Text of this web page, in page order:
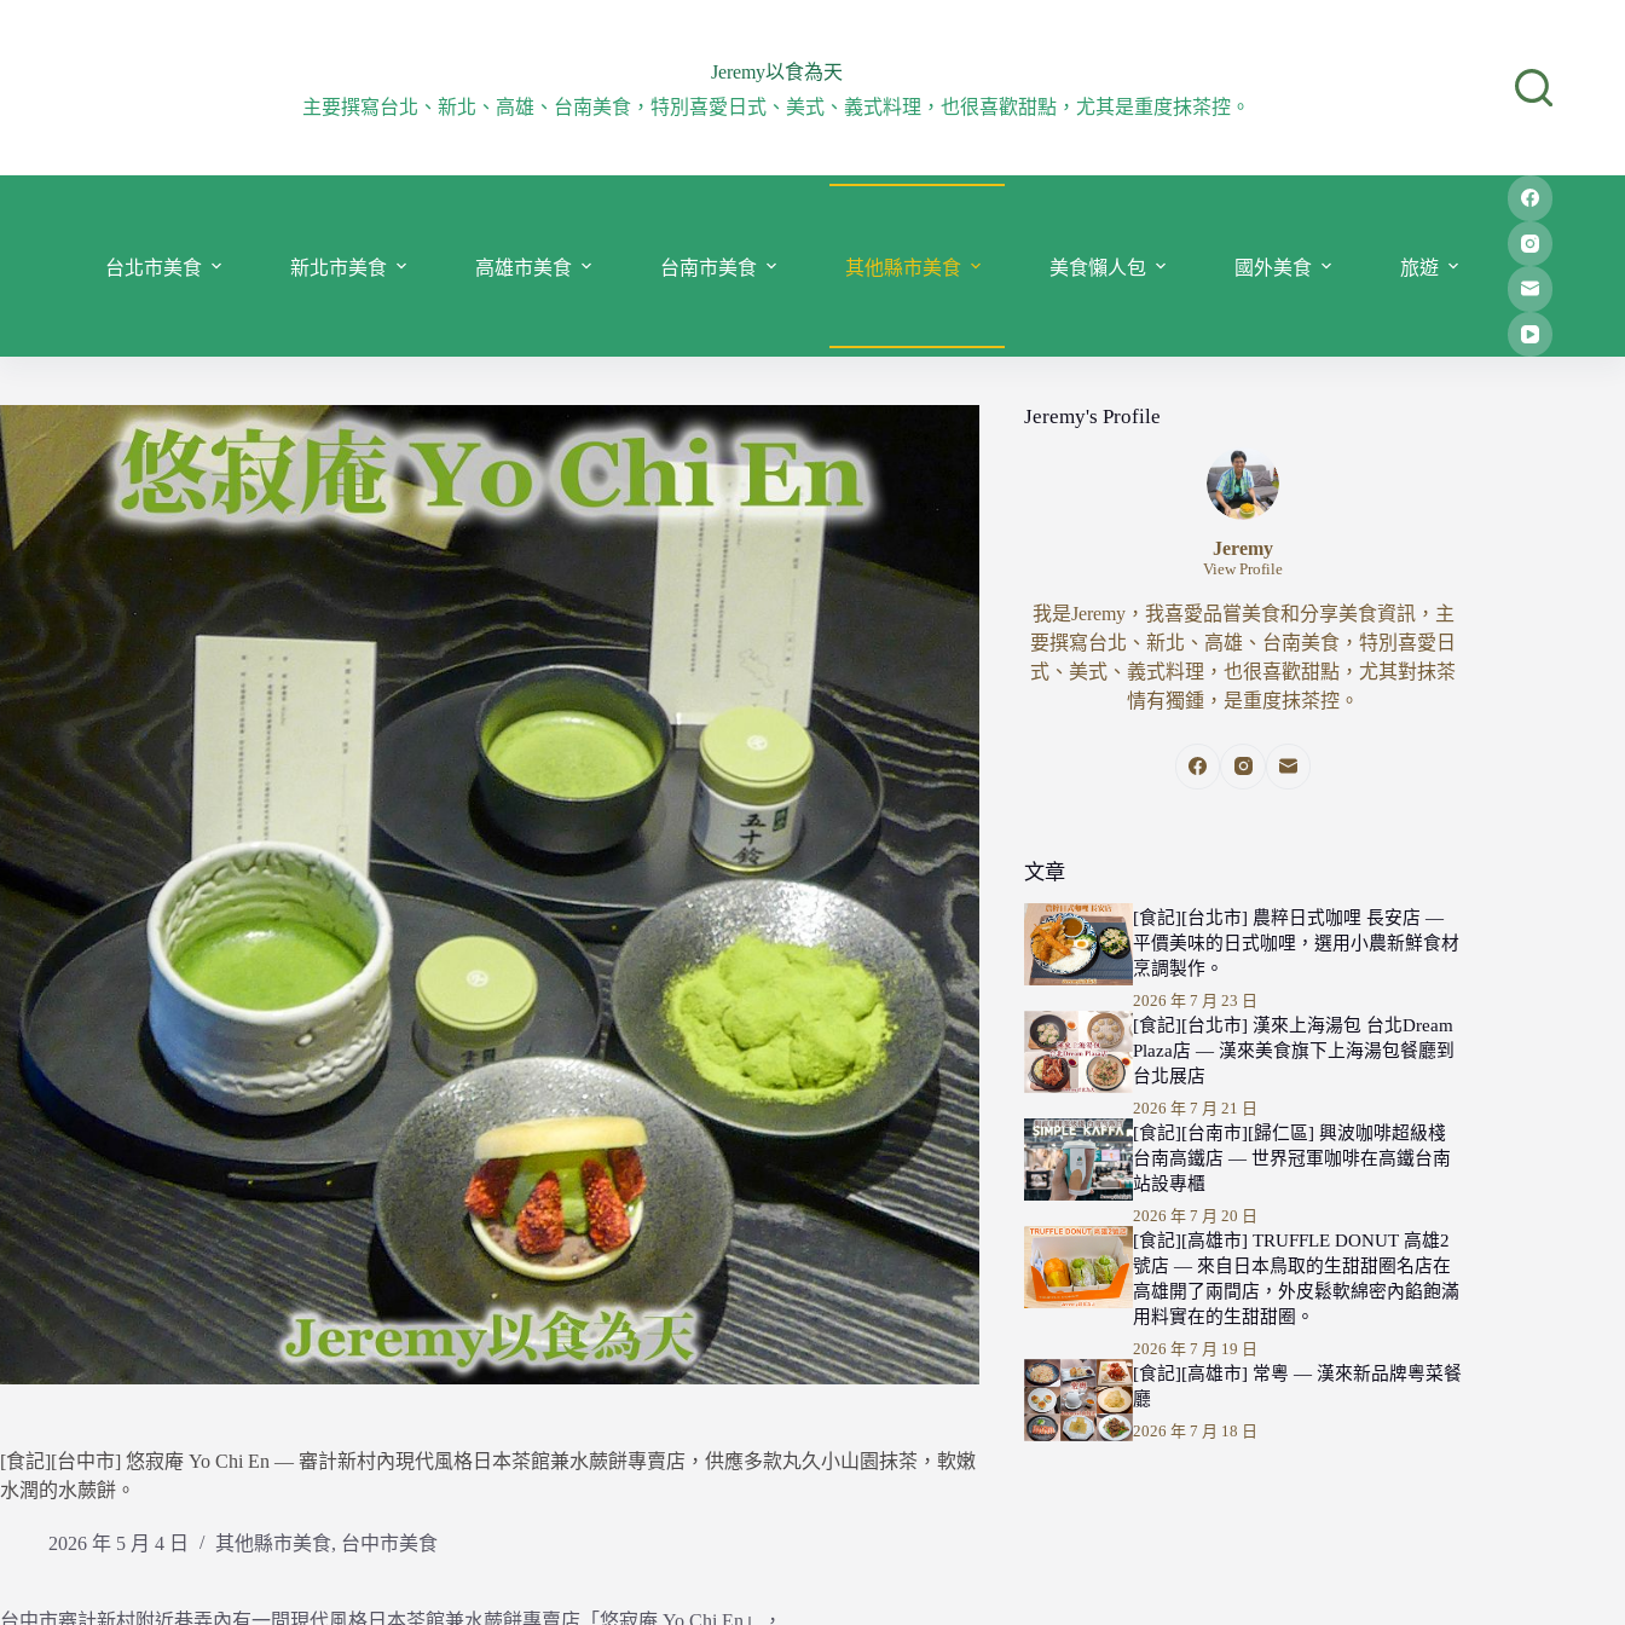
Jeremy以食為天
主要撰寫台北、新北、高雄、台南美食，特別喜愛日式、美式、義式料理，也很喜歡甜點，尤其是重度抹茶控。
台北市美食 新北市美食 高雄市美食 台南市美食 其他縣市美食 美食懶人包 國外美食 旅遊
[食記][台中市] 悠寂庵 Yo Chi En — 審計新村內現代風格日本茶館兼水蕨餅專賣店，供應多款丸久小山園抹茶，軟嫩
水潤的水蕨餅。
2026 年 5 月 4 日 其他縣市美食, 台中市美食
Jeremy's Profile
Jeremy
View Profile
我是Jeremy，我喜愛品嘗美食和分享美食資訊，主
要撰寫台北、新北、高雄、台南美食，特別喜愛日
式、美式、義式料理，也很喜歡甜點，尤其對抹茶
情有獨鍾，是重度抹茶控。
文章
[食記][台北市] 農粹日式咖哩 長安店 —
平價美味的日式咖哩，選用小農新鮮食材
烹調製作。
2026 年 7 月 23 日
[食記][台北市] 漢來上海湯包 台北Dream
Plaza店 — 漢來美食旗下上海湯包餐廳到
台北展店
2026 年 7 月 21 日
[食記][台南市][歸仁區] 興波咖啡超級棧
台南高鐵店 — 世界冠軍咖啡在高鐵台南
站設專櫃
2026 年 7 月 20 日
[食記][高雄市] TRUFFLE DONUT 高雄2
號店 — 來自日本鳥取的生甜甜圈名店在
高雄開了兩間店，外皮鬆軟綿密內餡飽滿
用料實在的生甜甜圈。
2026 年 7 月 19 日
[食記][高雄市] 常粵 — 漢來新品牌粵菜餐
廳
2026 年 7 月 18 日